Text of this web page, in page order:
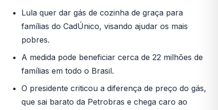
Lula quer dar gás de cozinha de graça para
famílias do CadÚnico, visando ajudar os mais
pobres.
A medida pode beneficiar cerca de 22 milhões de
famílias em todo o Brasil.
O presidente criticou a diferença de preço do gás,
que sai barato da Petrobras e chega caro ao